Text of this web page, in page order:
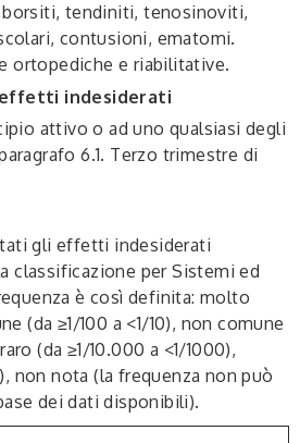
tendiniti, tenosinoviti,
contusioni, ematomi.
ortopediche e riabilitative.
indesiderati
attivo o ad uno qualsiasi degli
6.1. Terzo trimestre di
gli effetti indesiderati
classificazione per Sistemi ed
è così definita: molto
(da ≥1/100 a <1/10), non comune
(da ≥1/10.000 a <1/1000),
non nota (la frequenza non può
dei dati disponibili).